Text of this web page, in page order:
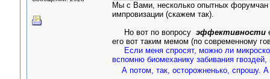
Мы с Вами, несколько опытных форумчан
импровизации (скажем так).
Но вот по вопросу эффективности
его вот таким мемом (по современному
Если меня спросят, можно ли
вспомню биомеханику забивания гвоздей,
А потом, так, осторожненько, спрошу.